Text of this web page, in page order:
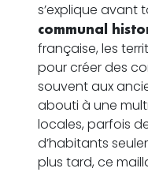
s’explique avant
communal
française, les
pour créer des
souvent aux
abouti à une
locales, parfois
d’habitants
plus tard, ce